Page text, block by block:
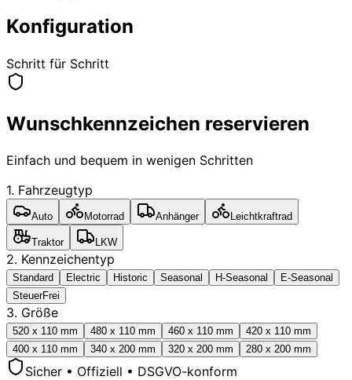
Konfiguration
Schritt für Schritt
Wunschkennzeichen reservieren
Einfach und bequem in wenigen Schritten
1. Fahrzeugtyp
Auto Motorrad Anhänger Leichtkraftrad
Traktor LKW
2. Kennzeichentyp
Standard Electric Historic Seasonal H-Seasonal
E-Seasonal
SteuerFrei
3. Größe
520 x 110 mm 480 x 110 mm 460 x 110 mm
420 x 110 mm
400 x 110 mm
340 x 200 mm 320 x 200 mm 280 x 200 mm
Sicher • Offiziell • DSGVO-konform